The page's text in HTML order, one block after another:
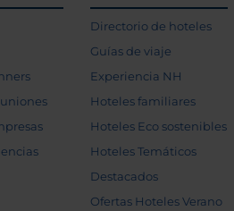
Directorio de hoteles
Guías de viaje
Experiencia NH
Hoteles familiares
Hoteles Eco sostenibles
Hoteles Temáticos
Destacados
Ofertas Hoteles Verano